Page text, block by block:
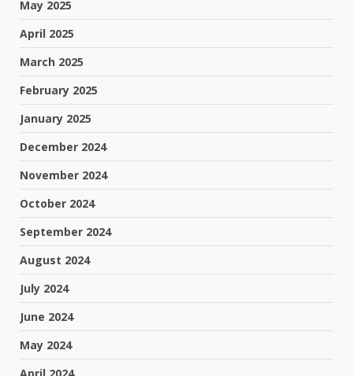
May 2025
April 2025
March 2025
February 2025
January 2025
December 2024
November 2024
October 2024
September 2024
August 2024
July 2024
June 2024
May 2024